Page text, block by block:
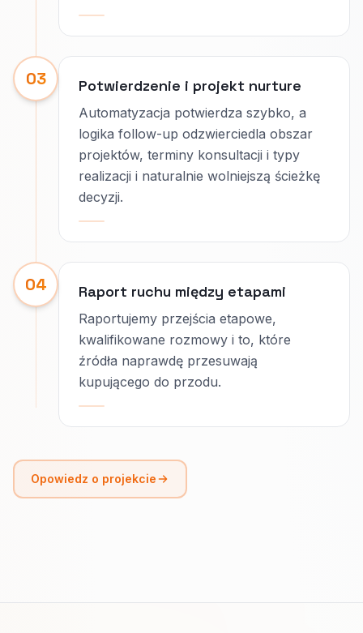
03 Potwierdzenie i projekt nurture
Automatyzacja potwierdza szybko, a
logika follow-up odzwierciedla obszar
projektów, terminy konsultacji i typy
realizacji i naturalnie wolniejszą ścieżkę
decyzji.
04 Raport ruchu między etapami
Raportujemy przejścia etapowe,
kwalifikowane rozmowy i to, które
źródła naprawdę przesuwają
kupującego do przodu.
Opowiedz o projekcie